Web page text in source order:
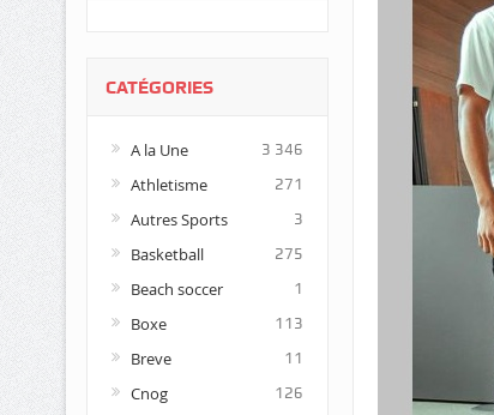
CATÉGORIES
A la Une 3 346
Athletisme 271
Autres Sports 3
Basketball 275
Beach soccer 1
Boxe 113
Breve 11
Cnog 126